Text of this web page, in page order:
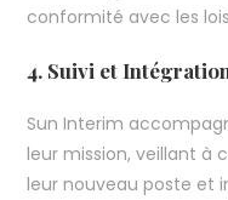
conformité avec les
4. Suivi et
Sun Interim
leur mission, veillant à
leur nouveau poste et